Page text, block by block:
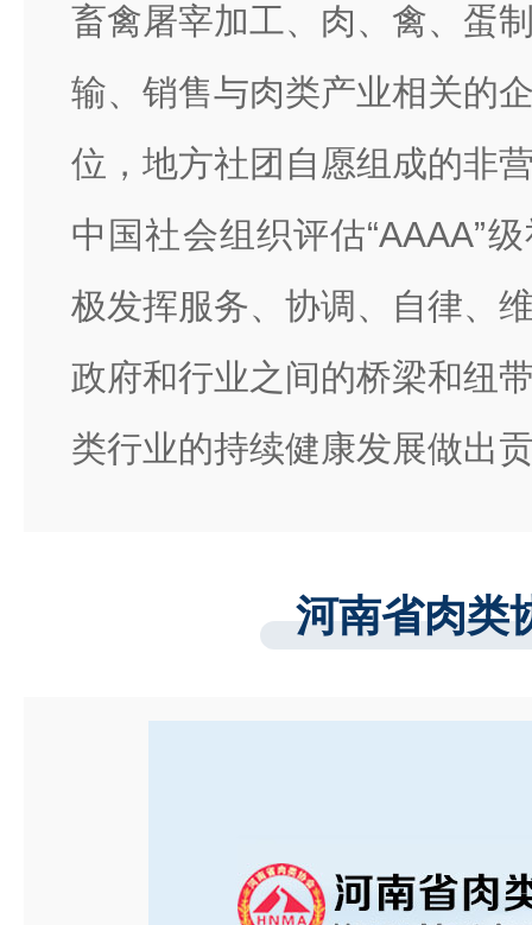
畜禽屠宰加工、肉、禽、蛋
输、销售与肉类产业相关的
位，地方社团自愿组成的非
中国社会组织评估“AAAA”
极发挥服务、协调、自律、
政府和行业之间的桥梁和纽
类行业的持续健康发展做出
河南省肉类